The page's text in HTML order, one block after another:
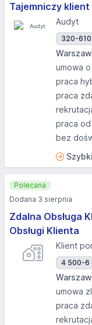
Tajemniczy
Audyt
320-610
umowa o
praca
praca
praca
bez
Zdalna Obsługa
Obsługi Klienta
Klient
4 500-6
umowa
praca
Polecana
Dodana 3 sierpnia